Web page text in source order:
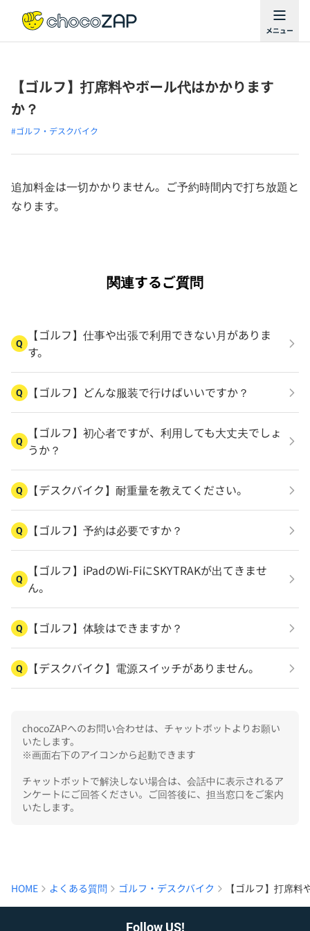
【ゴルフ】打席料やボール代はかかります
か？
#ゴルフ・デスクバイク
追加料金は一切かかりません。ご予約時間内で打ち放題と
なります。
関連するご質問
Q
【ゴルフ】仕事や出張で利用できない月がありま
す。
Q 【ゴルフ】どんな服装で行けばいいですか？
Q
【ゴルフ】初心者ですが、利用しても大丈夫でしょ
うか？
Q 【デスクバイク】耐重量を教えてください。
Q 【ゴルフ】予約は必要ですか？
Q
【ゴルフ】iPadのWi-FiにSKYTRAKが出てきませ
ん。
Q 【ゴルフ】体験はできますか？
Q 【デスクバイク】電源スイッチがありません。
chocoZAPへのお問い合わせは、チャットボットよりお願い
いたします。
※画面右下のアイコンから起動できます
チャットボットで解決しない場合は、会話中に表示されるア
ンケートにご回答ください。ご回答後に、担当窓口をご案内
いたします。
HOME よくある質問 ゴルフ・デスクバイク 【ゴルフ】打席
Follow US!